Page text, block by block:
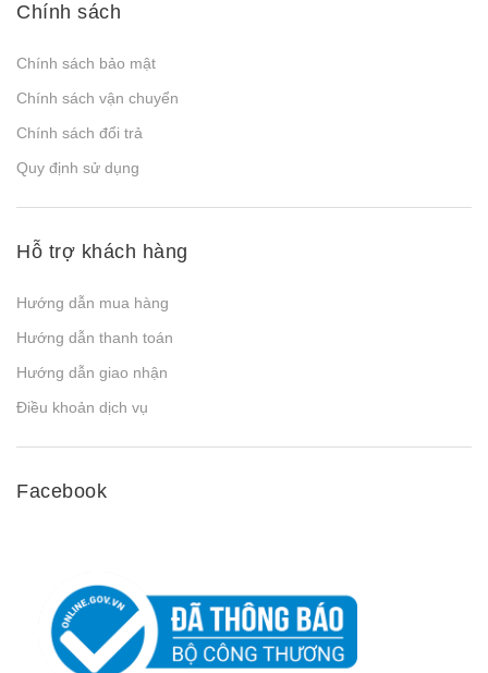
Chính sách
Chính sách bảo mật
Chính sách vận chuyển
Chính sách đổi trả
Quy định sử dụng
Hỗ trợ khách hàng
Hướng dẫn mua hàng
Hướng dẫn thanh toán
Hướng dẫn giao nhận
Điều khoản dịch vụ
Facebook